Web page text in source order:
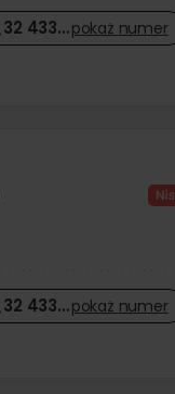
32 433…pokaż numer
32 433…pokaż numer